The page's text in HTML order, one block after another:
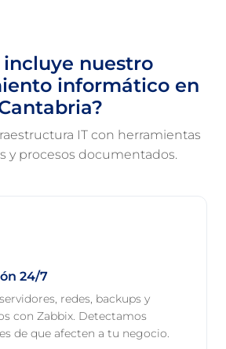
incluye nuestro
informático en
IT con herramientas
y procesos documentados.
24/7
redes, backups y
con Zabbix. Detectamos
de que afecten a tu negocio.